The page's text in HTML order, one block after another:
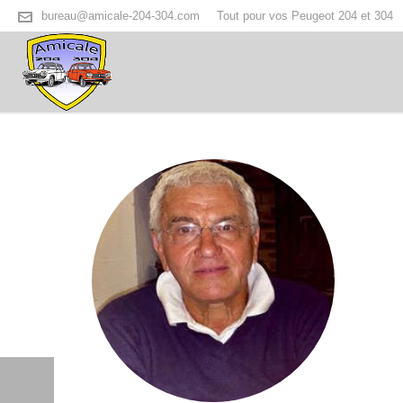
bureau@amicale-204-304.com Tout pour vos Peugeot 204 et 304